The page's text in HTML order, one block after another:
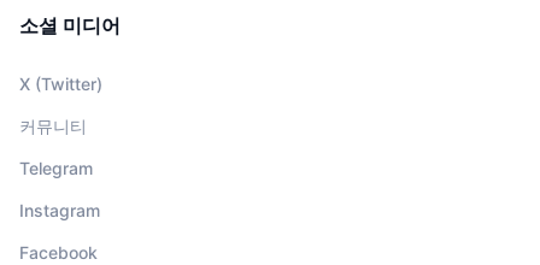
소셜 미디어
X (Twitter)
커뮤니티
Telegram
Instagram
Facebook